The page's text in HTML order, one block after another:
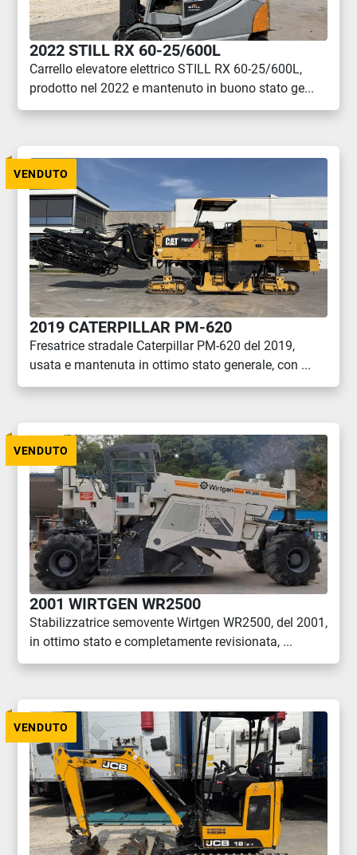
2022 STILL RX 60-25/600L
Carrello elevatore elettrico STILL RX 60-25/600L,
prodotto nel 2022 e mantenuto in buono stato ge...
VENDUTO
2019 CATERPILLAR PM-620
Fresatrice stradale Caterpillar PM-620 del 2019,
usata e mantenuta in ottimo stato generale, con ...
VENDUTO
2001 WIRTGEN WR2500
Stabilizzatrice semovente Wirtgen WR2500, del 2001,
in ottimo stato e completamente revisionata, ...
VENDUTO